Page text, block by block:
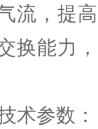
流，提
换能力
术参数：